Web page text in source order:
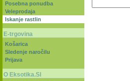
Posebna ponudba
Veleprodaja
Iskanje rastlin
E-trgovina
Košarica
Sledenje naročilu
Prijava
O Eksotika.SI